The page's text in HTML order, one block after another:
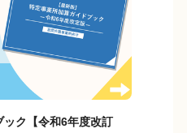
ク【令和6年度改訂